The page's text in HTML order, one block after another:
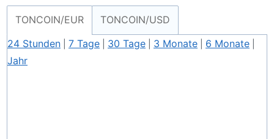
TONCOIN/EUR
TONCOIN/USD
24 Stunden
7 Tage 30 Tage 3 Monate 6 Monate
Jahr